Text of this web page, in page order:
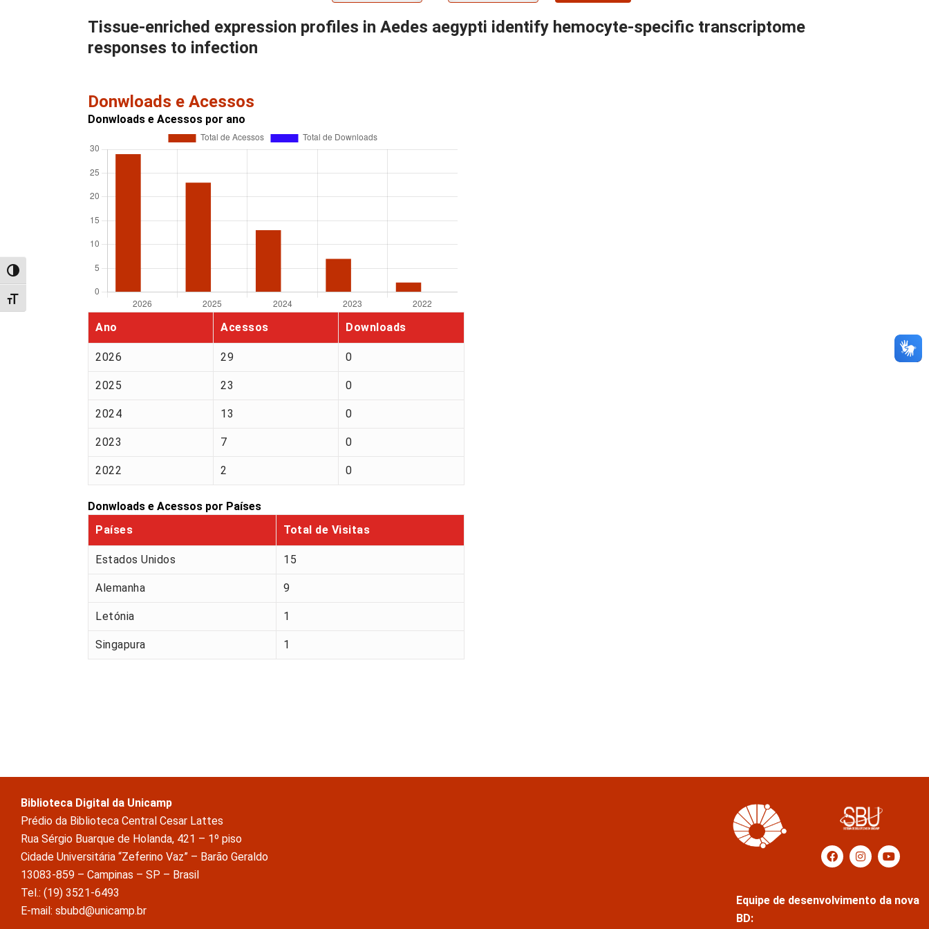
Alternar alto contraste
Alternar tamanho da fonte
Tissue-enriched expression profiles in Aedes aegypti identify hemocyte-specific transcriptome
responses to infection
Donwloads e Acessos
Donwloads e Acessos por ano
Ano Acessos Downloads
2026 29 0
2025 23 0
2024 13 0
2023 7 0
2022 2 0
Donwloads e Acessos por Países
Países
Total de Visitas
Estados Unidos 15
Alemanha 9
Letónia 1
Singapura 1
Biblioteca Digital da Unicamp
Prédio da Biblioteca Central Cesar Lattes
Rua Sérgio Buarque de Holanda, 421 – 1º piso
Cidade Universitária “Zeferino Vaz” – Barão Geraldo
13083-859 – Campinas – SP – Brasil
Tel.: (19) 3521-6493
E-mail: sbubd@unicamp.br
Equipe de desenvolvimento da nova
BD: